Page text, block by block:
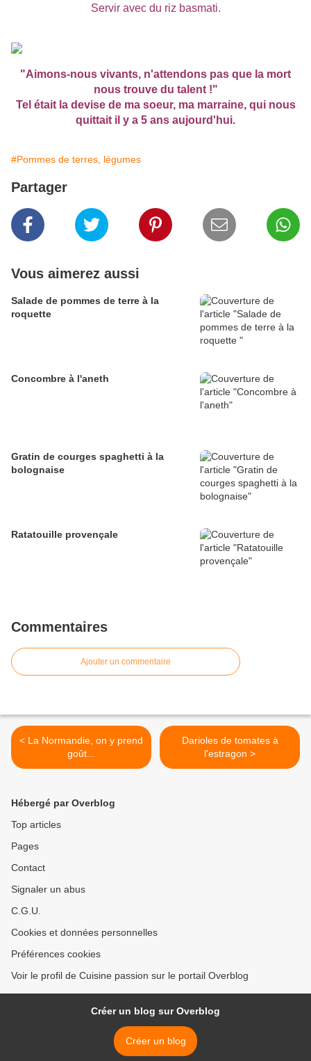
Servir avec du riz basmati.
"Aimons-nous vivants, n'attendons pas que la mort
nous trouve du talent !"
Tel était la devise de ma soeur, ma marraine, qui nous
quittait il y a 5 ans aujourd'hui.
#Pommes de terres, légumes
Partager
Vous aimerez aussi
Salade de pommes de terre à la
roquette
Concombre à l'aneth
Gratin de courges spaghetti à la
bolognaise
Ratatouille provençale
Commentaires
Ajouter un commentaire
< La Normandie, on y prend
goût...
Darioles de tomates à
l'estragon >
Hébergé par Overblog
Top articles
Pages
Contact
Signaler un abus
C.G.U.
Cookies et données personnelles
Préférences cookies
Voir le profil de Cuisine passion sur le portail Overblog
Créer un blog sur Overblog
Créer un blog